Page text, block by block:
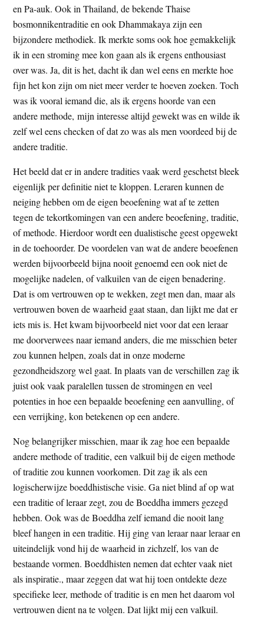
en Pa-auk. Ook in Thailand, de bekende Thaise
bosmonnikentraditie en ook Dhammakaya zijn een
bijzondere methodiek. Ik merkte soms ook hoe gemakkelijk
ik in een stroming mee kon gaan als ik ergens enthousiast
over was. Ja, dit is het, dacht ik dan wel eens en merkte hoe
fijn het kon zijn om niet meer verder te hoeven zoeken. Toch
was ik vooral iemand die, als ik ergens hoorde van een
andere methode, mijn interesse altijd gewekt was en wilde ik
zelf wel eens checken of dat zo was als men voordeed bij de
andere traditie.
Het beeld dat er in andere tradities vaak werd geschetst bleek
eigenlijk per definitie niet te kloppen. Leraren kunnen de
neiging hebben om de eigen beoefening wat af te zetten
tegen de tekortkomingen van een andere beoefening, traditie,
of methode. Hierdoor wordt een dualistische geest opgewekt
in de toehoorder. De voordelen van wat de andere beoefenen
werden bijvoorbeeld bijna nooit genoemd een ook niet de
mogelijke nadelen, of valkuilen van de eigen benadering.
Dat is om vertrouwen op te wekken, zegt men dan, maar als
vertrouwen boven de waarheid gaat staan, dan lijkt me dat er
iets mis is. Het kwam bijvoorbeeld niet voor dat een leraar
me doorverwees naar iemand anders, die me misschien beter
zou kunnen helpen, zoals dat in onze moderne
gezondheidszorg wel gaat. In plaats van de verschillen zag ik
juist ook vaak paralellen tussen de stromingen en veel
potenties in hoe een bepaalde beoefening een aanvulling, of
een verrijking, kon betekenen op een andere.
Nog belangrijker misschien, maar ik zag hoe een bepaalde
andere methode of traditie, een valkuil bij de eigen methode
of traditie zou kunnen voorkomen. Dit zag ik als een
logischerwijze boeddhistische visie. Ga niet blind af op wat
een traditie of leraar zegt, zou de Boeddha immers gezegd
hebben. Ook was de Boeddha zelf iemand die nooit lang
bleef hangen in een traditie. Hij ging van leraar naar leraar en
uiteindelijk vond hij de waarheid in zichzelf, los van de
bestaande vormen. Boeddhisten nemen dat echter vaak niet
als inspiratie., maar zeggen dat wat hij toen ontdekte deze
specifieke leer, methode of traditie is en men het daarom vol
vertrouwen dient na te volgen. Dat lijkt mij een valkuil.